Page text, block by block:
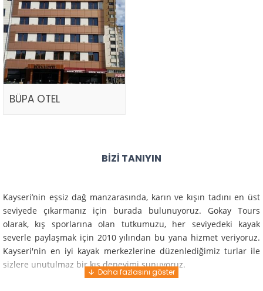
BÜPA OTEL
BIZI TANIYIN
Kayseri’nin eşsiz dağ manzarasında, karın ve kışın tadını en üst
seviyede çıkarmanız için burada bulunuyoruz. Gokay Tours
olarak, kış sporlarına olan tutkumuzu, her seviyedeki kayak
severle paylaşmak için 2010 yılından bu yana hizmet veriyoruz.
Kayseri'nin en iyi kayak merkezlerine düzenlediğimiz turlar ile
sizlere unutulmaz bir kış deneyimi sunuyoruz.